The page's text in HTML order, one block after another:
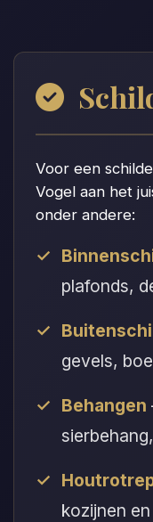
Voor een
Vogel aan het
onder andere:
plafonds,
gevels,
Behangen
kozijnen